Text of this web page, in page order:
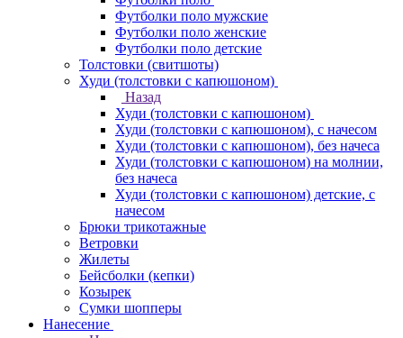
Футболки поло мужские
Футболки поло женские
Футболки поло детские
Толстовки (свитшоты)
Худи (толстовки с капюшоном)
Назад
Худи (толстовки с капюшоном)
Худи (толстовки c капюшоном), с начесом
Худи (толстовки c капюшоном), без начеса
Худи (толстовки с капюшоном) на молнии,
без начеса
Худи (толстовки c капюшоном) детские, с
начесом
Брюки трикотажные
Ветровки
Жилеты
Бейсболки (кепки)
Козырек
Сумки шопперы
Нанесение